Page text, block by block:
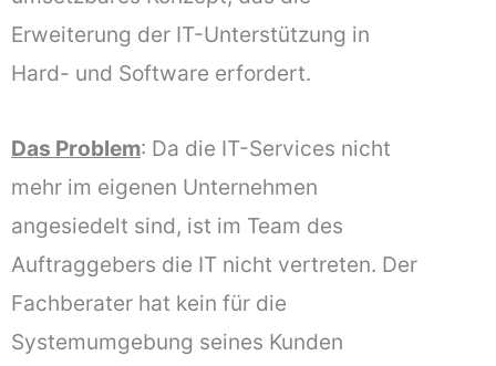
Erweiterung der IT-Unterstützung in
Hard- und Software erfordert.
Das Problem: Da die IT-Services nicht
mehr im eigenen Unternehmen
angesiedelt sind, ist im Team des
Auftraggebers die IT nicht vertreten. Der
Fachberater hat kein für die
Systemumgebung seines Kunden